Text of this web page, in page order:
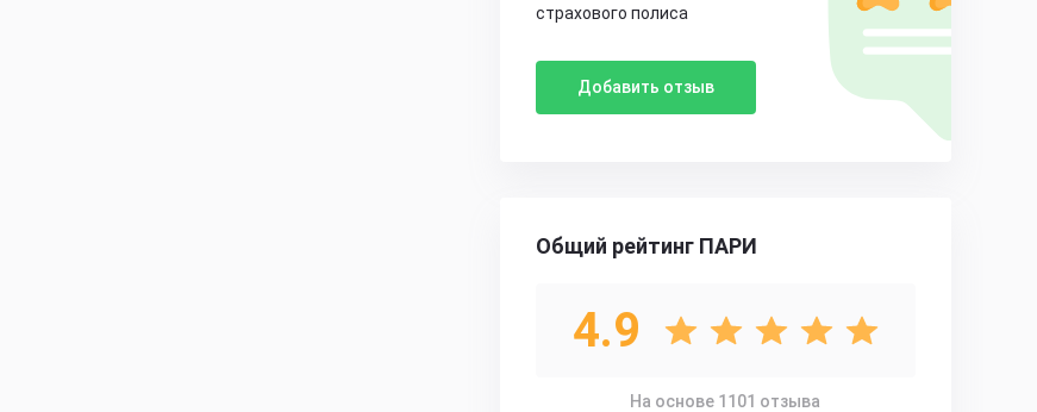
страхового полиса
Добавить отзыв
Общий рейтинг ПАРИ
4.9
На основе 1101 отзыва